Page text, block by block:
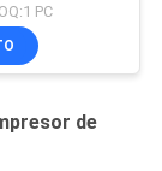
PC
de